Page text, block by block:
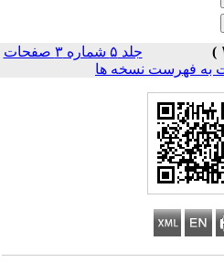
جلد ۵ شماره ۳ صفحات
فهرست نسخه ها